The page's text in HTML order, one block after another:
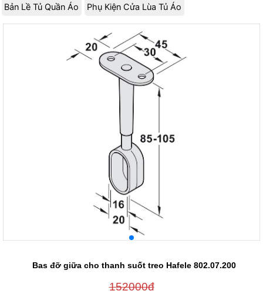
Bản Lề Tủ Quần Áo Phụ Kiện Cửa Lùa Tủ Áo
Bas đỡ giữa cho thanh suốt treo Hafele 802.07.200
152000đ